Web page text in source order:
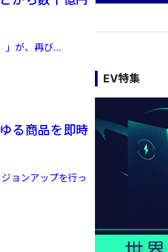
」が、再び...
る商品を即時
ョンアップを行っ
EV特集